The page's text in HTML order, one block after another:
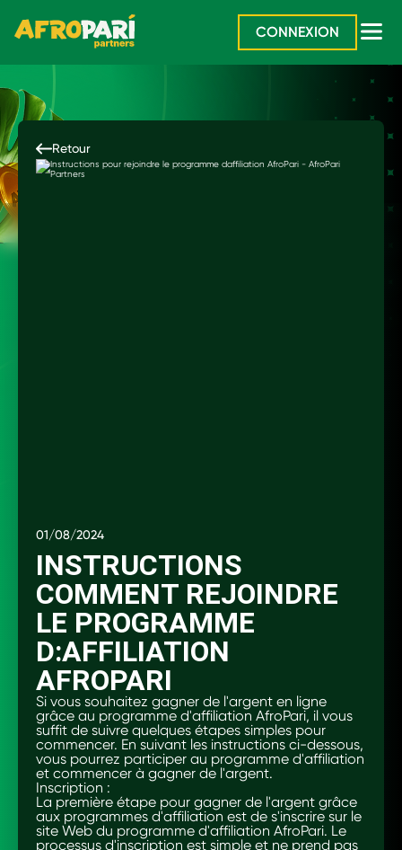
CONNEXION
Retour
01/08/2024
INSTRUCTIONS
COMMENT REJOINDRE
LE PROGRAMME
D:AFFILIATION
AFROPARI
Si vous souhaitez gagner de l'argent en ligne
grâce au programme d'affiliation AfroPari, il vous
suffit de suivre quelques étapes simples pour
commencer. En suivant les instructions ci-dessous,
vous pourrez participer au programme d'affiliation
et commencer à gagner de l'argent.
Inscription :
La première étape pour gagner de l'argent grâce
aux programmes d'affiliation est de s'inscrire sur le
site Web du programme d'affiliation AfroPari. Le
processus d'inscription est simple et ne prend pas